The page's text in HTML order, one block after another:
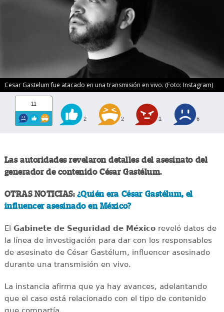
Cesar Gastelum fue atacado en una transmisión en vivo. (Foto: Instagram)
11
2 2 1 6
Las autoridades revelaron detalles del asesinato del
generador de contenido César Gastélum.
OTRAS NOTICIAS: ¿Quién era César Gastélum, el
influencer asesinado en México?
El Gabinete de Seguridad de Méxicoreveló datos de
la línea de investigación para dar con los responsables
de asesinato de César Gastélum, influencer asesinado
durante una transmisión en vivo.
La instancia afirma que ya hay avances, adelantando
que el caso está relacionado con el tipo de contenido